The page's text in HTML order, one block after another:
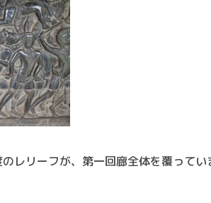
レリーフが、第一回廊全体を覆ってい